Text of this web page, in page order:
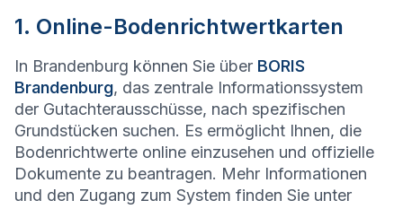
1. Online-Bodenrichtwertkarten
In Brandenburg können Sie über BORIS
Brandenburg, das zentrale Informationssystem
der Gutachterausschüsse, nach spezifischen
Grundstücken suchen. Es ermöglicht Ihnen, die
Bodenrichtwerte online einzusehen und offizielle
Dokumente zu beantragen. Mehr Informationen
und den Zugang zum System finden Sie unter